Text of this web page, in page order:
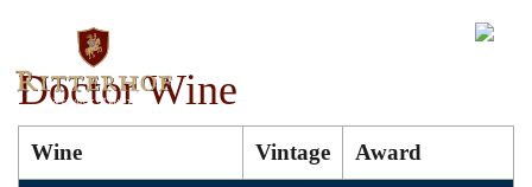
Doctor Wine
Wine Vintage Award